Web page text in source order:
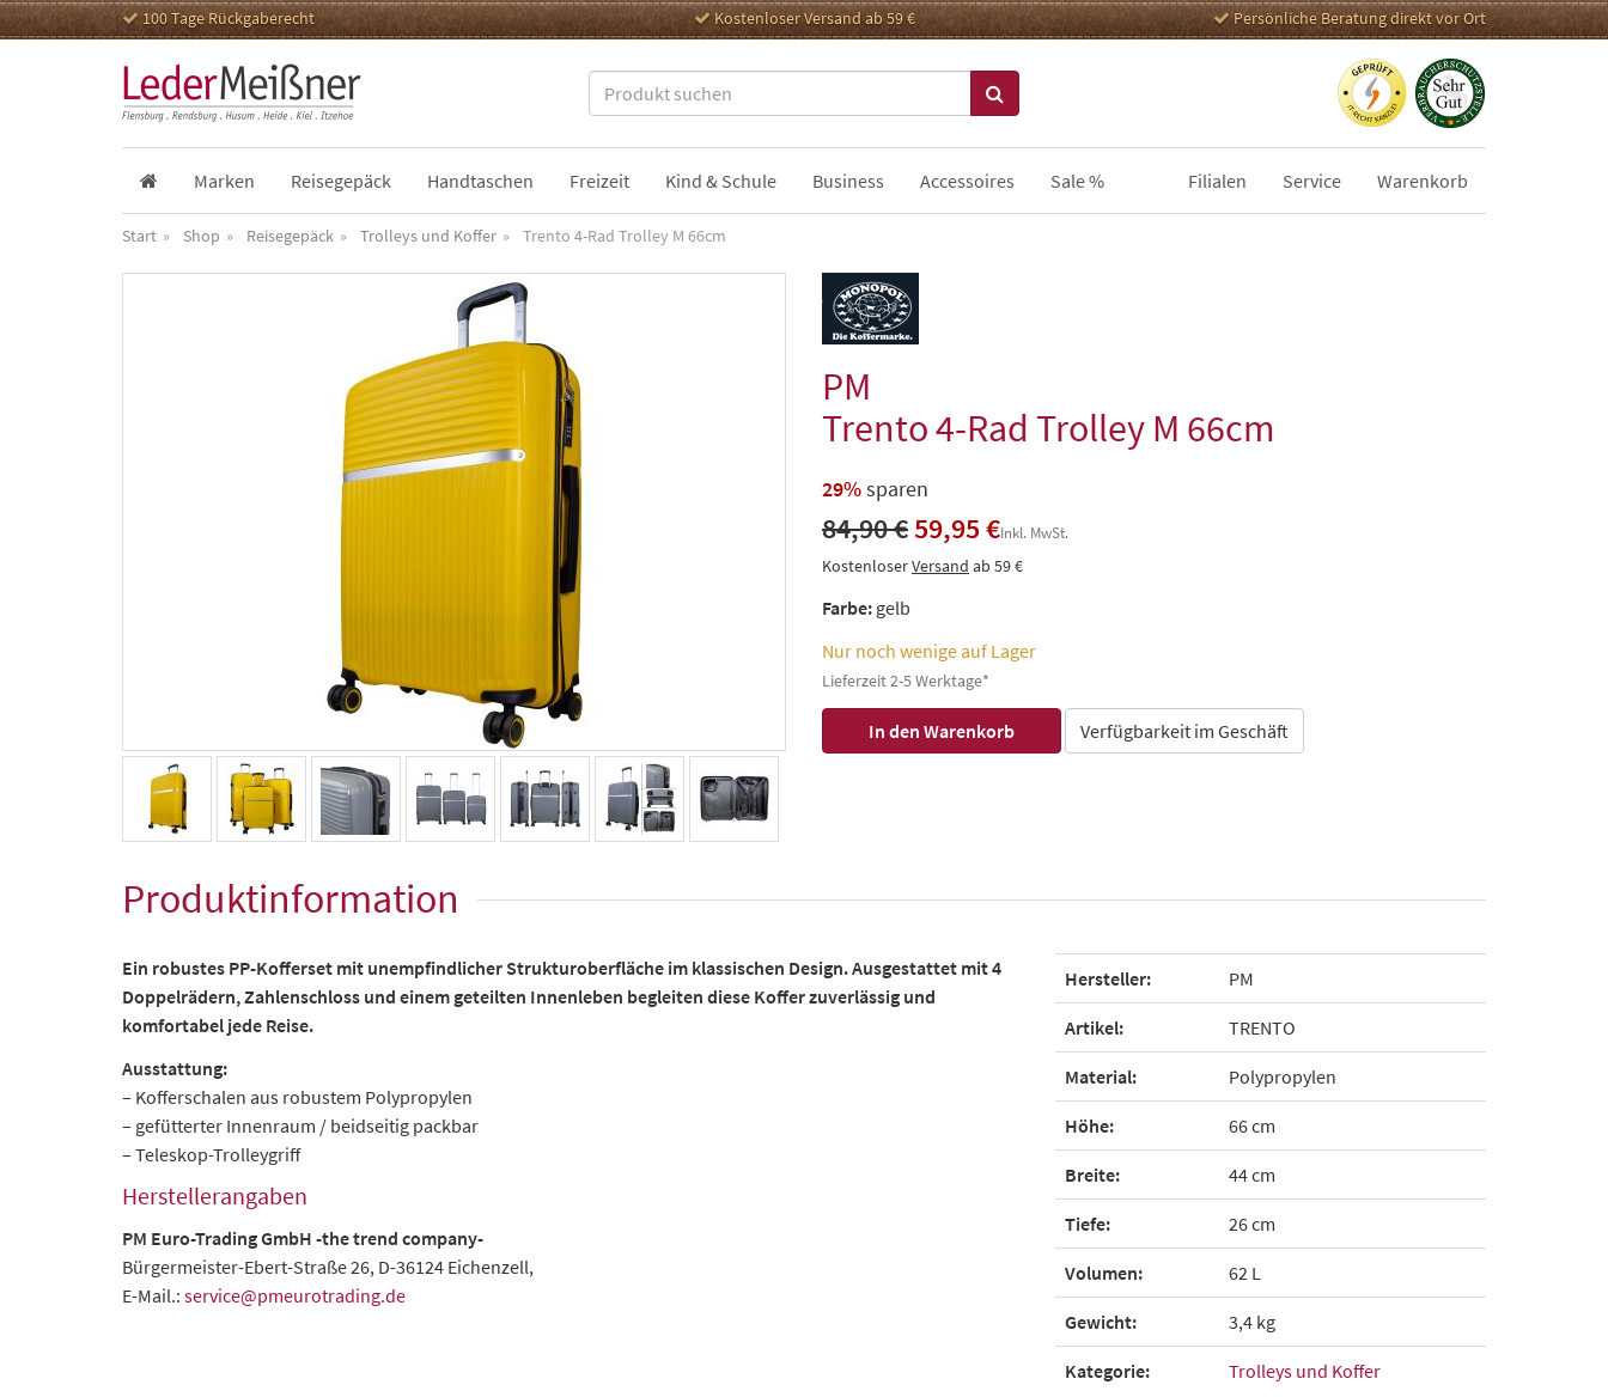
100 Tage Rückgaberecht Kostenloser Versand ab 59 € Persönliche Beratung direkt vor Ort
Marken Reisegepäck Handtaschen Freizeit Kind & Schule Business Accessoires Sale % Filialen Service Warenkorb
Start Shop Reisegepäck Trolleys und Koffer Trento 4-Rad Trolley M 66cm
PM
Trento 4-Rad Trolley M 66cm
29%sparen
84,90 €59,95 €Inkl. MwSt.
KostenloserVersand ab 59 €
Farbe: gelb
Nur noch wenige auf Lager
Lieferzeit 2-5 Werktage*
Verfügbarkeit im Geschäft
Produktinformation
Ein robustes PP-Kofferset mit unempfindlicher Strukturoberfläche im klassischen Design. Ausgestattet mit 4
Doppelrädern, Zahlenschloss und einem geteilten Innenleben begleiten diese Koffer zuverlässig und
komfortabel jede Reise.
Ausstattung:
– Kofferschalen aus robustem Polypropylen
– gefütterter Innenraum / beidseitig packbar
– Teleskop-Trolleygriff
Herstellerangaben
PM Euro-Trading GmbH -the trend company-
Bürgermeister-Ebert-Straße 26, D-36124 Eichenzell,
E-Mail.: service@pmeurotrading.de
Hersteller: PM
Artikel: TRENTO
Material: Polypropylen
Höhe: 66 cm
Breite: 44 cm
Tiefe: 26 cm
Volumen: 62 L
Gewicht: 3,4 kg
Kategorie: Trolleys und Koffer